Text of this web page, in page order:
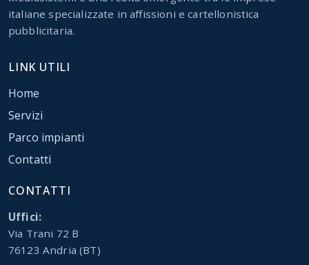
italiane specializzate in affissioni e cartellonistica
pubblicitaria.
LINK UTILI
Home
Servizi
Parco impianti
Contatti
CONTATTI
Uffici:
Via Trani 72 B
76123 Andria (BT)